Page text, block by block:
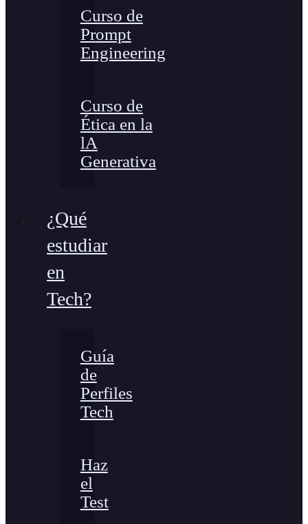
Curso de
Prompt
Engineering
Curso de
Ética en la
lA
Generativa
¿Qué
estudiar
en
Tech?
Guía
de
Perfiles
Tech
Haz
el
Test